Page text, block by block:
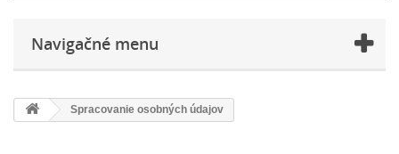
Navigačné menu
Spracovanie osobných údajov